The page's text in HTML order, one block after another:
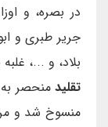
در بصره، و
جرير طبرى و
بلاد، و ...،
تقلید منحصر
منسوخ شد و